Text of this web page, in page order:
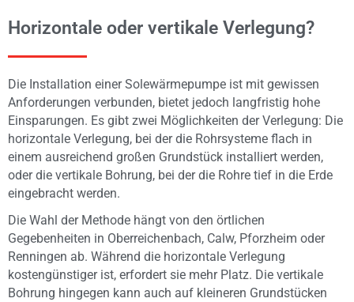
Horizontale oder vertikale Verlegung?
Die Installation einer Solewärmepumpe ist mit gewissen
Anforderungen verbunden, bietet jedoch langfristig hohe
Einsparungen. Es gibt zwei Möglichkeiten der Verlegung: Die
horizontale Verlegung, bei der die Rohrsysteme flach in
einem ausreichend großen Grundstück installiert werden,
oder die vertikale Bohrung, bei der die Rohre tief in die Erde
eingebracht werden.
Die Wahl der Methode hängt von den örtlichen
Gegebenheiten in Oberreichenbach, Calw, Pforzheim oder
Renningen ab. Während die horizontale Verlegung
kostengünstiger ist, erfordert sie mehr Platz. Die vertikale
Bohrung hingegen kann auch auf kleineren Grundstücken